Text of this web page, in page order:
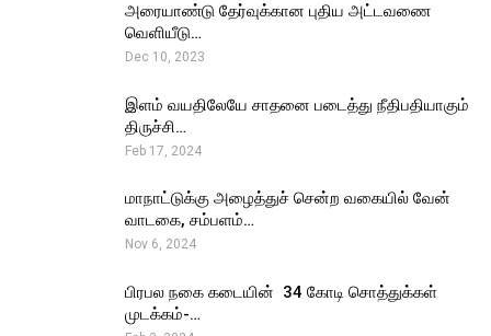
அரையாண்டு தேர்வுக்கான புதிய அட்டவணை
வெளியீடு…
Dec 10, 2023
இளம் வயதிலேயே சாதனை படைத்து நீதிபதியாகும்
திருச்சி…
Feb 17, 2024
மாநாட்டுக்கு அழைத்துச் சென்ற வகையில் வேன்
வாடகை, சம்பளம்…
Nov 6, 2024
பிரபல நகை கடையின் ₹ 34 கோடி சொத்துக்கள்
முடக்கம்-…